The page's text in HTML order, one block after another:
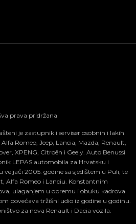
prava pridržana
je zastupnik i serviser osobnih i lakih
Romeo, Jeep, Lancia, Mazda, Renault,
XPENG, Citroën i Geely. Auto Benussi
LEPAS automobila za Hrvatsku i
veljači 2005. godine sa sjedištem u Puli, te
Alfa Romeo i Lanciu. Konstantnim
ulaganjem u opremu i obuku kadrova
povećava tržišni udio iz godine u godinu.
za nova Renault i Dacia vozila.